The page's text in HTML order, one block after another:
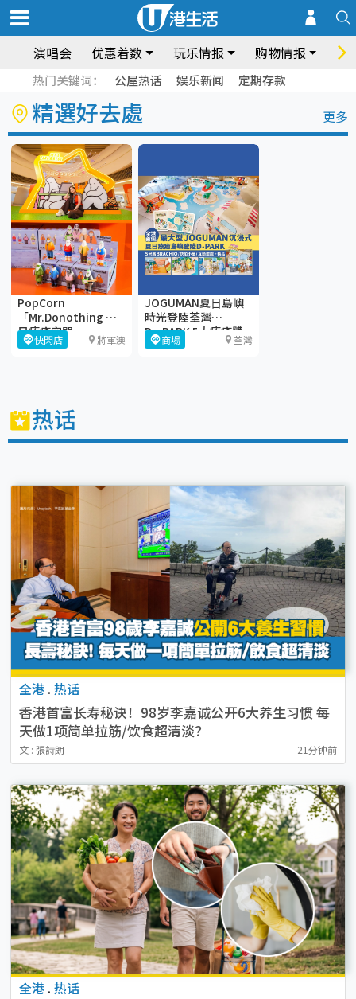
演唱会 优惠着数 玩乐情报 购物情报 饮
热门关键词： 公屋热话 娱乐新闻 定期存款
精選好去處 更多
PopCorn
「Mr.Donothing 夏
日療癒空間」
快閃店 將軍澳
JOGUMAN夏⽇島嶼
時光登陸荃灣
D·PARK 5大療癒體
驗區+期間限定店
商場 荃灣
热话
全港 . 热话
香港首富长寿秘诀！98岁李嘉诚公开6大养生习惯 每
天做1项简单拉筋/饮食超清淡？
文 : 張詩朗 21分钟前
全港 . 热话